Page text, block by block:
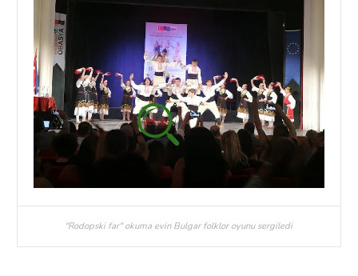
''Rodopski far'' okuma evin Bulgar folklor oyunu sergiledi